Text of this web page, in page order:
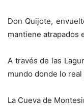
Don Quijote,
mantiene atrapados
A través de las
mundo donde lo
La Cueva de